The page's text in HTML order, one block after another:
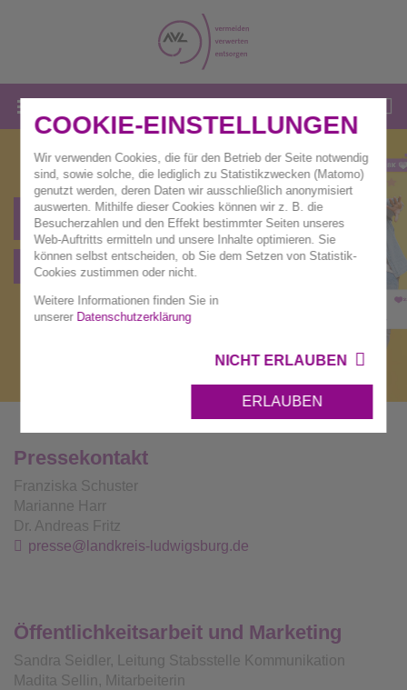
COOKIE-EINSTELLUNGEN
Wir verwenden Cookies, die für den Betrieb der Seite notwendig
sind, sowie solche, die lediglich zu Statistikzwecken (Matomo)
genutzt werden, deren Daten wir ausschließlich anonymisiert
auswerten. Mithilfe dieser Cookies können wir z. B. die
Besucherzahlen und den Effekt bestimmter Seiten unseres
Web-Auftritts ermitteln und unsere Inhalte optimieren. Sie
können selbst entscheiden, ob Sie dem Setzen von Statistik-
Cookies zustimmen oder nicht.
Weitere Informationen finden Sie in
unserer Datenschutzerklärung
NICHT ERLAUBEN
ERLAUBEN
Anfragen
Presse und News
Pressekontakt
Franziska Schuster
Marianne Harr
Dr. Andreas Fritz
presse@landkreis-ludwigsburg.de
Öffentlichkeitsarbeit und Marketing
Sandra Seidler, Leitung Stabsstelle Kommunikation
Madita Sellin, Mitarbeiterin